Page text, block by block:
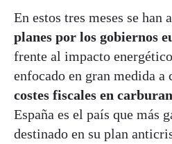
En estos tres meses se han
planes por los gobiernos
frente al impacto
enfocado en gran medida a
costes fiscales en
España es el país que más
destinado en su plan